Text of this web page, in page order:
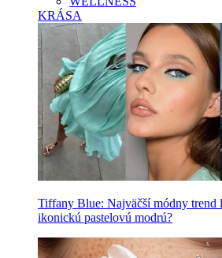
KRÁSA
Tiffany Blue: Najväčší módny trend
ikonickú pastelovú modrú?